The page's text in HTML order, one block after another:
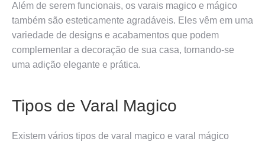
Além de serem funcionais, os varais magico e mágico
também são esteticamente agradáveis. Eles vêm em uma
variedade de designs e acabamentos que podem
complementar a decoração de sua casa, tornando-se
uma adição elegante e prática.
Tipos de Varal Magico
Existem vários tipos de varal magico e varal mágico